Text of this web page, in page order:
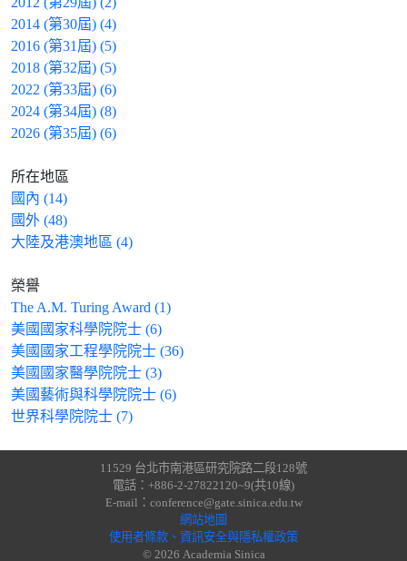
2014 (第30屆) (4)
2016 (第31屆) (5)
2018 (第32屆) (5)
2022 (第33屆) (6)
2024 (第34屆) (8)
2026 (第35屆) (6)
所在地區
國內 (14)
國外 (48)
大陸及港澳地區 (4)
榮譽
The A.M. Turing Award (1)
美國國家科學院院士 (6)
美國國家工程學院院士 (36)
美國國家醫學院院士 (3)
美國藝術與科學院院士 (6)
世界科學院院士 (7)
11529 台北市南港區研究院路二段128號
電話：+886-2-27822120~9(共10線)
E-mail：conference@gate.sinica.edu.tw
網站地圖
使用者條款、資訊安全與隱私權政策
© 2026 Academia Sinica